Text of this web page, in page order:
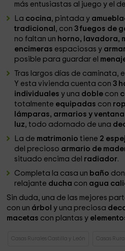
más entusiastas al juego y el
La cocina, pintada y
tradicional , con3 fuegos de
no faltan un horno, lavadora,
encimeras espaciosas y
posible para guardar el
Tras largos días de caminata,
Y esta vivienda cuenta con3
individuales y una doble con
totalmente equipadas con
lámparas, armarios y
luz, todo adornado de una
La de matrimonio tiene 2
del precioso armario de
situado encima del radiador.
Completa la casa un baño
relajante ducha con agua
Sin duda, una de las mejores
con un árbol y una preciosa
macetas con plantas y
Casas Rurales Castilla y León Casas